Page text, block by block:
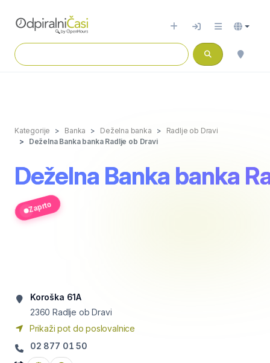
Kategorije Banka Deželna banka
Radlje ob Dravi
Deželna Banka banka Radlje ob Dravi
Deželna Banka banka
Zaprto
Koroška 61A
2360 Radlje ob Dravi
Prikaži pot do poslovalnice
02 877 01 50